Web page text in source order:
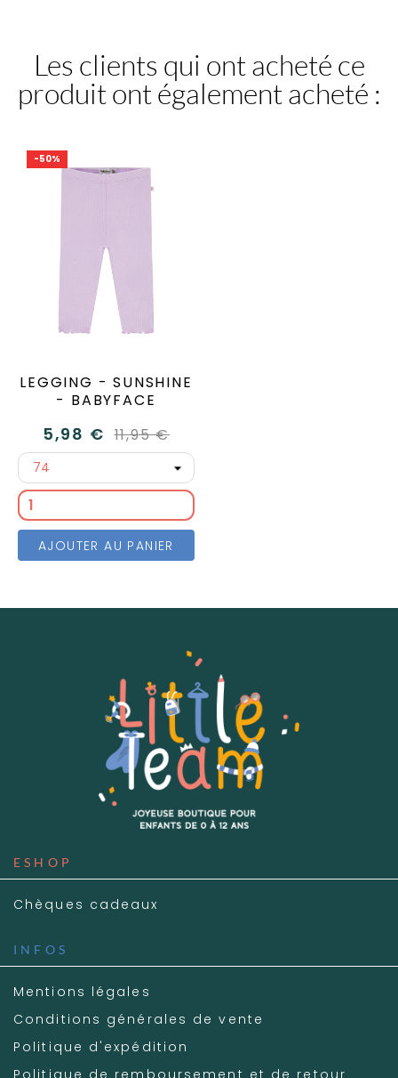
Les clients qui ont acheté ce
produit ont également acheté :
-50%
LEGGING - SUNSHINE
- BABYFACE
5,98 € 11,95 €
AJOUTER AU PANIER
ESHOP
Chèques cadeaux
INFOS
Mentions légales
Conditions générales de vente
Politique d'expédition